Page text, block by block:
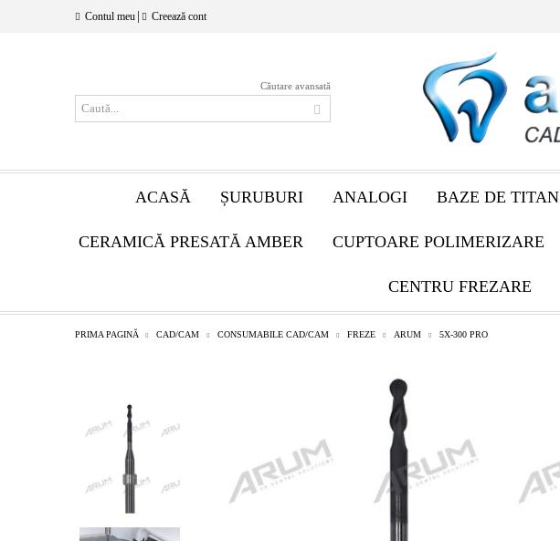
Contul meu Creează cont
Căutare avansată
ACASĂ ȘURUBURI ANALOGI BAZE DE TITAN
CERAMICĂ PRESATĂ AMBER CUPTOARE POLIMERIZARE
CENTRU FREZARE
PRIMA PAGINĂ CAD/CAM CONSUMABILE CAD/CAM FREZE ARUM 5X-300 PRO